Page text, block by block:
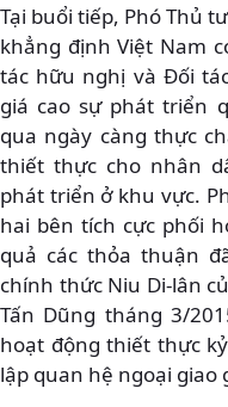
Tại buổi tiếp, Phó Thủ
khẳng định Việt Nam
tác hữu nghị và Đối
giá cao sự phát triển
qua ngày càng thực
thiết thực cho nhân
phát triển ở khu vực.
hai bên tích cực phối
quả các thỏa thuận
chính thức Niu Di-lân
Tấn Dũng tháng 3/
hoạt động thiết thực
lập quan hệ ngoại giao